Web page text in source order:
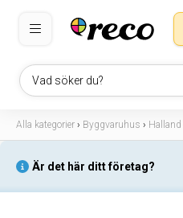
Vad söker du?
Alla kategorier › Byggvaruhus › Halland
Är det här ditt företag?